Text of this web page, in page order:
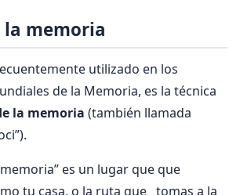
la memoria
utilizado en los
de la Memoria, es la técnica
la memoria (también llamada
es un lugar que que
tu casa, o la ruta que tomas a la